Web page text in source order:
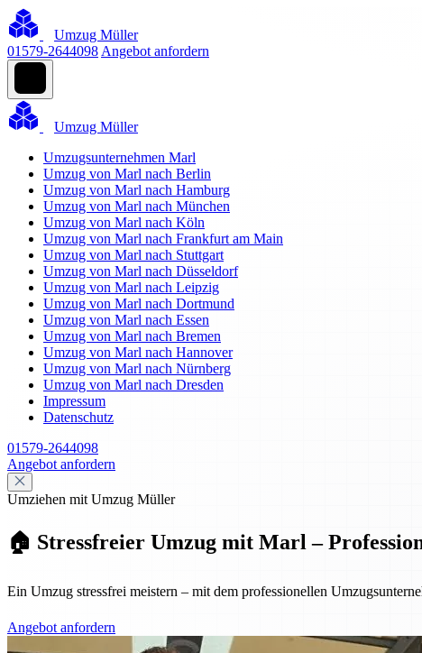
Umzug Müller
01579-2644098 Angebot anfordern
Umzug Müller
Umzugsunternehmen Marl
Umzug von Marl nach Berlin
Umzug von Marl nach Hamburg
Umzug von Marl nach München
Umzug von Marl nach Köln
Umzug von Marl nach Frankfurt am Main
Umzug von Marl nach Stuttgart
Umzug von Marl nach Düsseldorf
Umzug von Marl nach Leipzig
Umzug von Marl nach Dortmund
Umzug von Marl nach Essen
Umzug von Marl nach Bremen
Umzug von Marl nach Hannover
Umzug von Marl nach Nürnberg
Umzug von Marl nach Dresden
Impressum
Datenschutz
01579-2644098
Angebot anfordern
Umziehen mit Umzug Müller
🏠 Stressfreier Umzug mit Marl –
Ein Umzug stressfrei meistern – mit dem professionellen
Angebot anfordern